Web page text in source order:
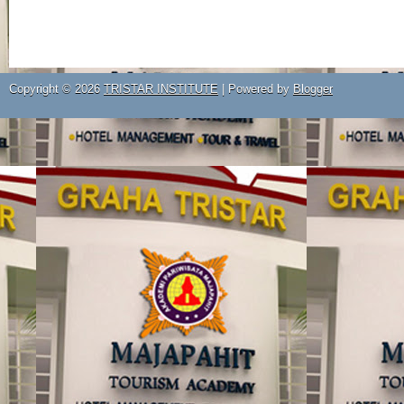
Copyright © 2026 TRISTAR INSTITUTE | Powered by Blogger